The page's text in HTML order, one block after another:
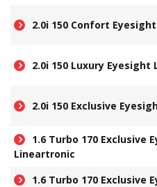
2.0i 150 Confort
2.0i 150 Luxury Eyesight
2.0i 150 Exclusive
1.6 Turbo 170 Exclusive
Lineartronic
1.6 Turbo 170 Exclusive